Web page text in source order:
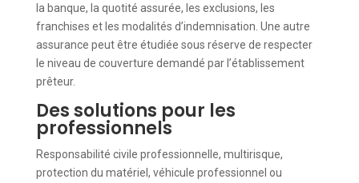
la banque, la quotité assurée, les exclusions, les
franchises et les modalités d’indemnisation. Une autre
assurance peut être étudiée sous réserve de respecter
le niveau de couverture demandé par l’établissement
prêteur.
Des solutions pour les
professionnels
Responsabilité civile professionnelle, multirisque,
protection du matériel, véhicule professionnel ou